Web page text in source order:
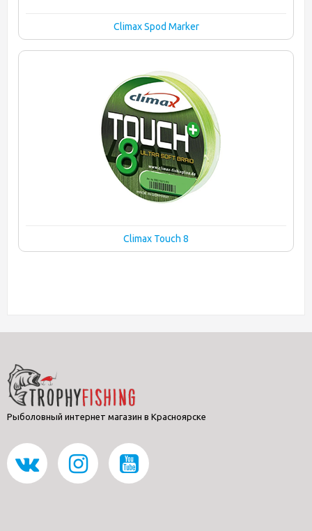
Climax Spod Marker
Climax Touch 8
Рыболовный интернет магазин в Красноярске